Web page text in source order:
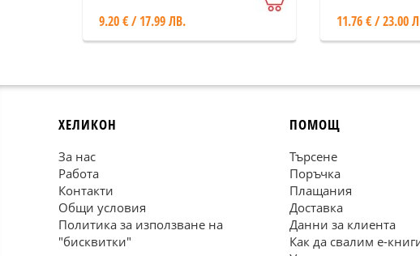
9.20 € / 17.99 ЛВ. 11.76 € / 23.00
ХЕЛИКОН
За нас
Работа
Контакти
Общи условия
Политика за използване на
"бисквитки"
ПОМОЩ
Търсене
Поръчка
Плащания
Доставка
Данни за клиента
Как да свалим е-